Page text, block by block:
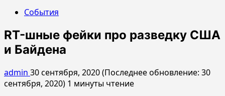
События
RT-шные фейки про разведку США
и Байдена
admin 30 сентября, 2020 (Последнее обновление: 30
сентября, 2020) 1 минуты чтение